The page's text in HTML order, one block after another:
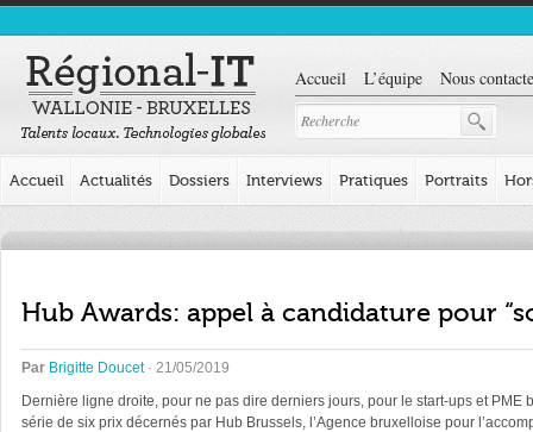
Accueil L’équipe Nous
Accueil Actualités Dossiers Interviews Pratiques Portraits
Hub Awards: appel à candidature pour
Par Brigitte Doucet· 21/05/2019
Dernière ligne droite, pour ne pas dire derniers jours, pour le start-ups et
série de six prix décernés par Hub Brussels, l’Agence bruxelloise pour